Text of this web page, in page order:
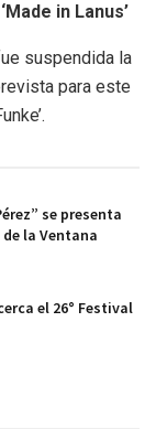
in Lanus’
suspendida la
para este
se presenta
la Ventana
el 26° Festival